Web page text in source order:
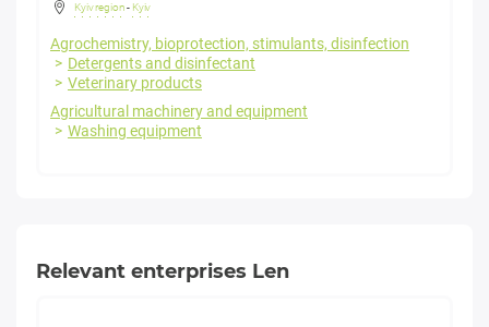
Kyiv region- Kyiv
Agrochemistry, bioprotection, stimulants, disinfection
Detergents and disinfectant
Veterinary products
Agricultural machinery and equipment
Washing equipment
Relevant enterprises Len